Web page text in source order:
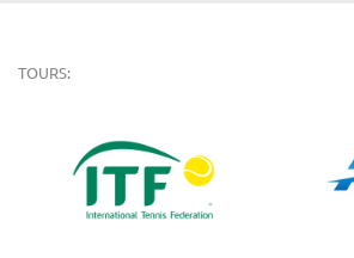
TOURS: